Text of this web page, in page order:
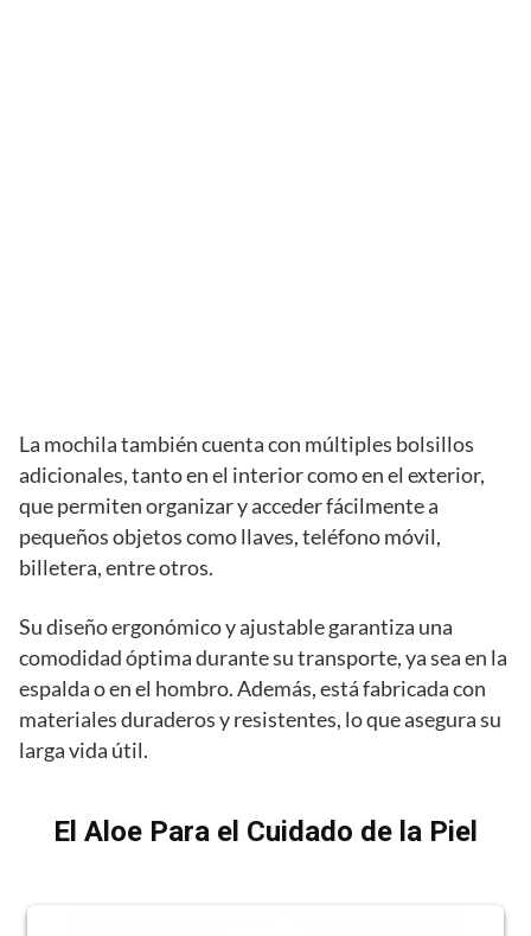
La mochila también cuenta con múltiples bolsillos
adicionales, tanto en el interior como en el exterior,
que permiten organizar y acceder fácilmente a
pequeños objetos como llaves, teléfono móvil,
billetera, entre otros.
Su diseño ergonómico y ajustable garantiza una
comodidad óptima durante su transporte, ya sea en la
espalda o en el hombro. Además, está fabricada con
materiales duraderos y resistentes, lo que asegura su
larga vida útil.
El Aloe Para el Cuidado de la Piel